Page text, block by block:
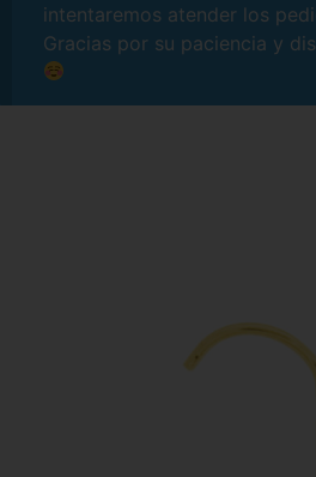
intentaremos atender los
Gracias por su paciencia y